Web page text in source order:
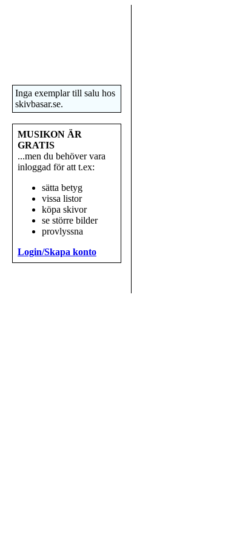
Inga exemplar till salu hos
skivbasar.se.
MUSIKON ÄR
GRATIS
...men du behöver vara
inloggad för att t.ex:
sätta betyg
vissa listor
köpa skivor
se större bilder
provlyssna
Login/Skapa konto